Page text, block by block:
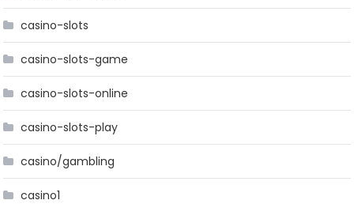
casino-slots
casino-slots-game
casino-slots-online
casino-slots-play
casino/gambling
casino1